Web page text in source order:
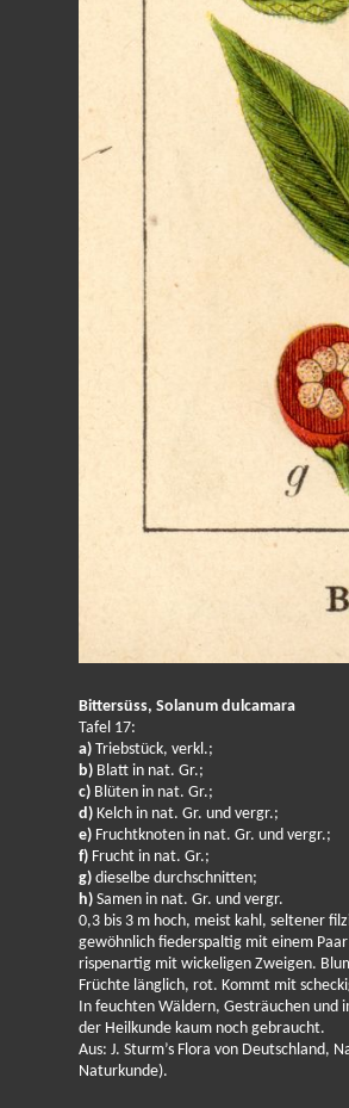
Bittersüss, Solanum dulcamara
Tafel 17:
a)Triebstück, verkl.;
b)Blatt in nat. Gr.;
c)Blüten in nat. Gr.;
d)Kelch in nat. Gr. und vergr.;
e)Fruchtknoten in nat. Gr. und vergr.;
f)Frucht in nat. Gr.;
g)dieselbe durchschnitten;
h)Samen in nat. Gr. und vergr.
0,3 bis 3 m hoch, meist kahl, seltener
gewöhnlich fiederspaltig mit einem
rispenartig mit wickeligen Zweigen.
Früchte länglich, rot. Kommt mit
In feuchten Wäldern, Gesträuchen und
der Heilkunde kaum noch gebraucht.
Aus: J. Sturm’s Flora von Deutschland,
Naturkunde).